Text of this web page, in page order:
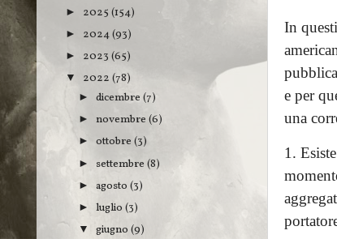
In
e per
una
1.
► 2025 (154)
► 2024(93)
► 2023 (65)
▼ 2022 (78)
► dicembre (7)
► novembre (6)
► ottobre (3)
► settembre (8)
► agosto (3)
► luglio (3)
▼ giugno (9)